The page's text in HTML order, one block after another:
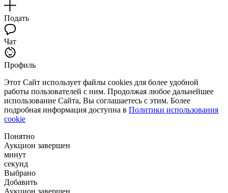
Подать
Чат
Профиль
Этот Сайт использует файлы cookies для более удобной
работы пользователей с ним. Продолжая любое дальнейшее
использование Сайта, Вы соглашаетесь с этим. Более
подробная информация доступна в Политики использования
cookie
Понятно
Аукцион завершен
минут
секунд
Выбрано
Добавить